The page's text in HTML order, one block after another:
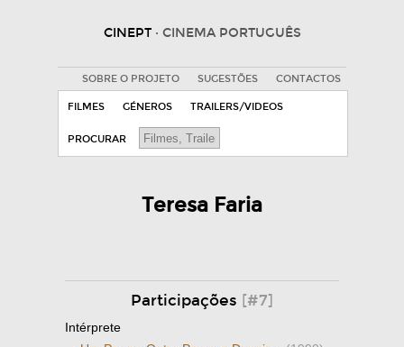
CINEPT · CINEMA PORTUGUÊS
SOBRE O PROJETO SUGESTÕES CONTACTOS
FILMES GÉNEROS TRAILERS/VIDEOS
PROCURAR
Teresa Faria
Participações [#7]
Intérprete